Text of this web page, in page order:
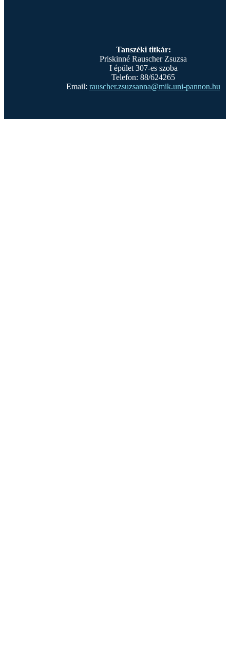
Tanszéki titkár:
Priskinné Rauscher Zsuzsa
I épület 307-es szoba
Telefon: 88/624265
Email: rauscher.zsuzsanna@mik.uni-pannon.hu